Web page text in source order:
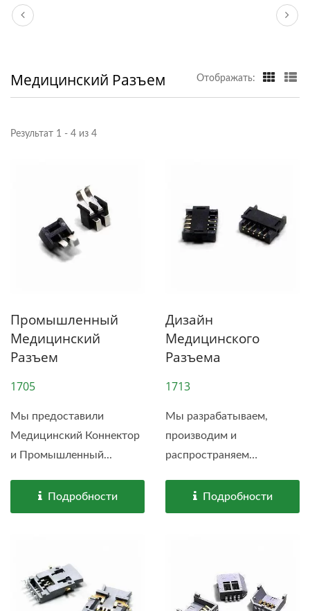
Медицинский Разъем Отображать:
Результат 1 - 4 из 4
Промышленный
Медицинский
Разъем
1705
Мы предоставили
Медицинский Коннектор
и Промышленный...
Подробности
Дизайн
Медицинского
Разъема
1713
Мы разрабатываем,
производим и
распространяем
Подробности